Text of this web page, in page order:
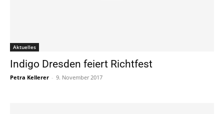
Aktuelles
Indigo Dresden feiert Richtfest
Petra Kellerer - 9. November 2017